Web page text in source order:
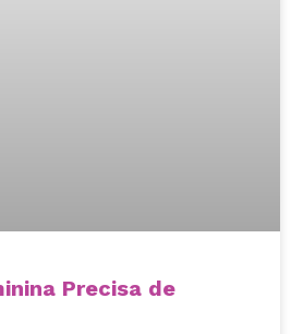
Precisa de